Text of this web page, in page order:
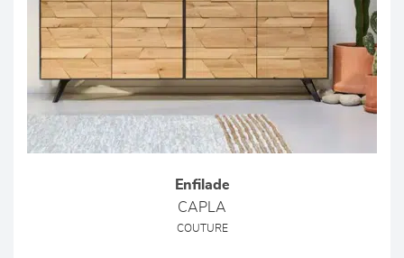
Enfilade
CAPLA
COUTURE